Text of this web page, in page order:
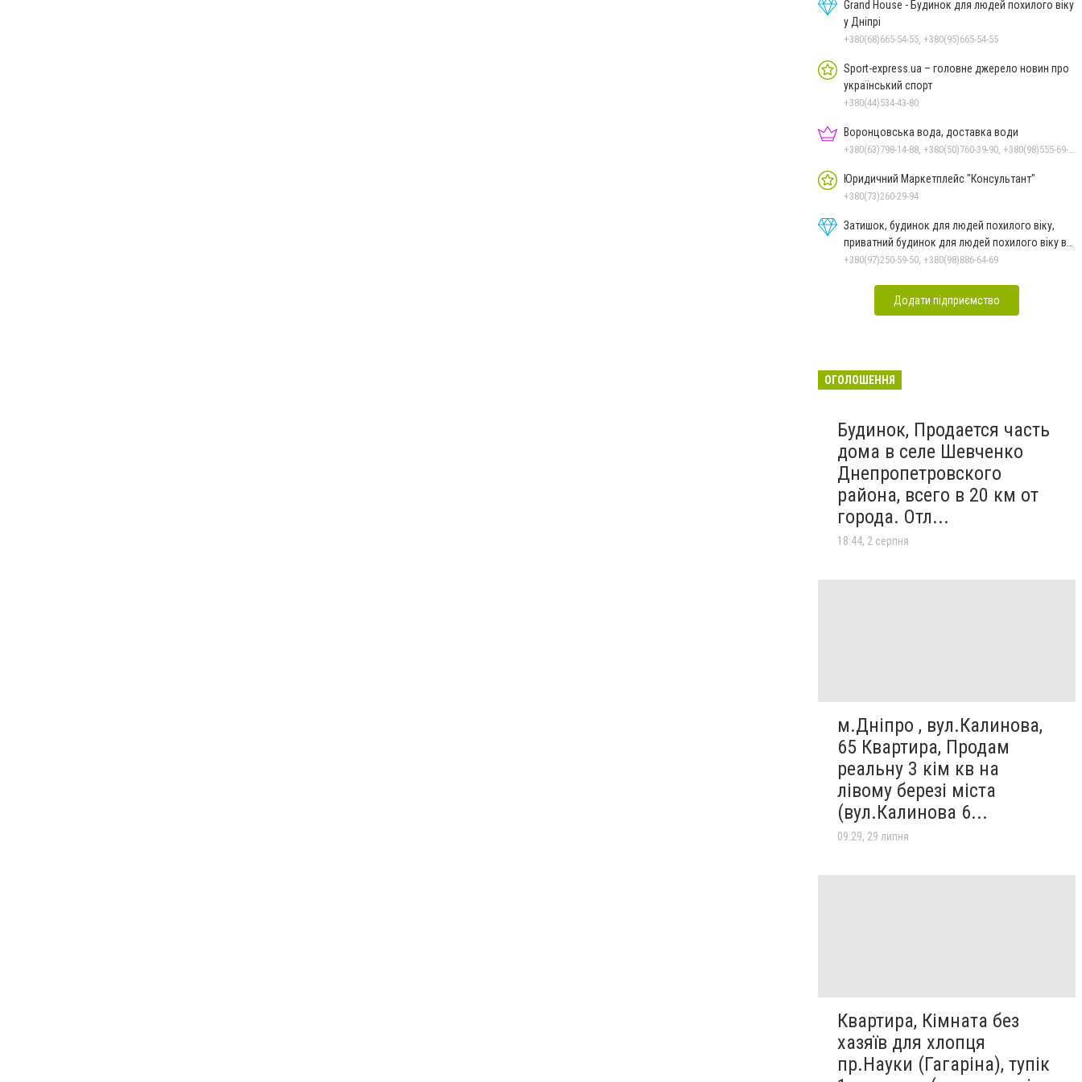
Grand House - Будинок для людей похилого віку
у Дніпрі
+380(68)665-54-55, +380(95)665-54-55
Sport-express.ua – головне джерело новин про
український спорт
+380(44)534-43-80
Воронцовська вода, доставка води
Юридичний Маркетплейс "Консультант"
+380(73)260-29-94
Затишок, будинок для людей похилого віку,
приватний будинок для людей похилого віку в
Дніпрі
+380(97)250-59-50, +380(98)886-64-69
Додати підприємство
ОГОЛОШЕННЯ
Будинок, Продается часть
дома в селе Шевченко
Днепропетровского
района, всего в 20 км от
города. Отл...
18:44, 2 серпня
м.Дніпро , вул.Калинова,
65 Квартира, Продам
реальну 3 кім кв на
лівому березі міста
(вул.Калинова 6...
09:29, 29 липня
Квартира, Кімната без
хазяїв для хлопця
пр.Науки (Гагаріна), тупік